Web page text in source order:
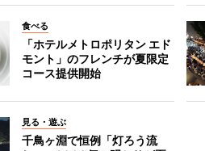
食べる
「ホテルメトロポリタン エド
モント」のフレンチが夏限定
コース提供開始
見る・遊ぶ
千鳥ヶ淵で恒例「灯ろう流